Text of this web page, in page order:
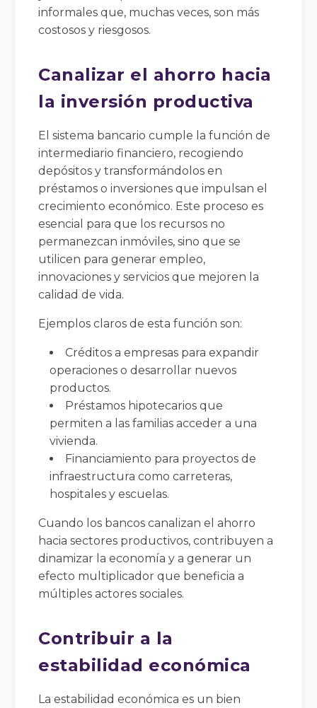
informales que, muchas veces, son más
costosos y riesgosos.
Canalizar el ahorro hacia
la inversión productiva
El sistema bancario cumple la función de
intermediario financiero, recogiendo
depósitos y transformándolos en
préstamos o inversiones que impulsan el
crecimiento económico. Este proceso es
esencial para que los recursos no
permanezcan inmóviles, sino que se
utilicen para generar empleo,
innovaciones y servicios que mejoren la
calidad de vida.
Ejemplos claros de esta función son:
Créditos a empresas para expandir
operaciones o desarrollar nuevos
productos.
Préstamos hipotecarios que
permiten a las familias acceder a una
vivienda.
Financiamiento para proyectos de
infraestructura como carreteras,
hospitales y escuelas.
Cuando los bancos canalizan el ahorro
hacia sectores productivos, contribuyen a
dinamizar la economía y a generar un
efecto multiplicador que beneficia a
múltiples actores sociales.
Contribuir a la
estabilidad económica
La estabilidad económica es un bien